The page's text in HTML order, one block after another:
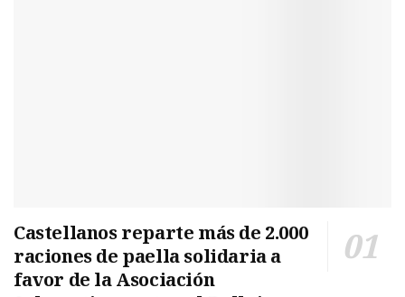
Castellanos reparte más de 2.000
raciones de paella solidaria a
favor de la Asociación